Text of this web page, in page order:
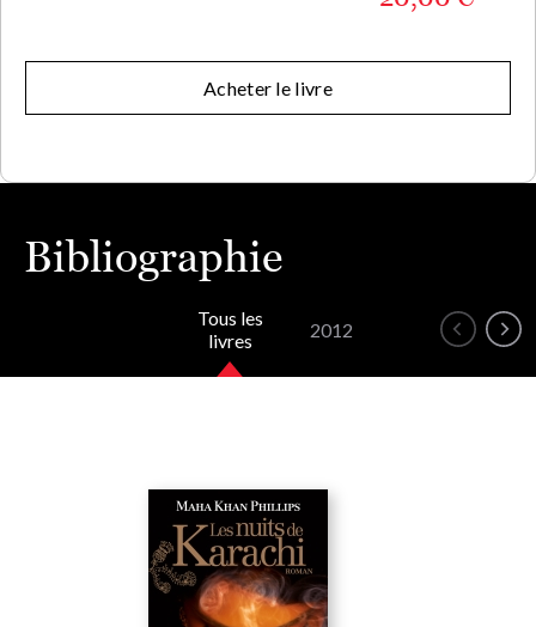
Acheter le livre
Bibliographie
Tous les
livres
2012